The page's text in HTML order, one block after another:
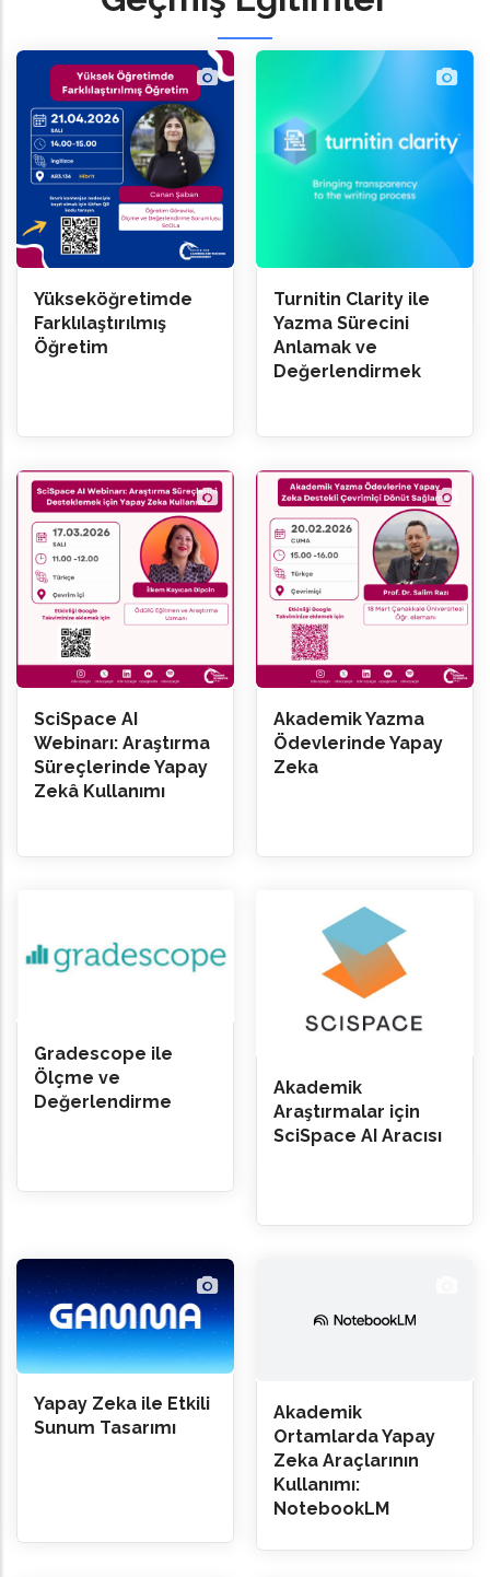
Yükseköğretimde
Farklılaştırılmış
Öğretim
Turnitin Clarity ile
Yazma Sürecini
Anlamak ve
Değerlendirmek
SciSpace AI
Webinarı: Araştırma
Süreçlerinde Yapay
Zekâ Kullanımı
Akademik Yazma
Ödevlerinde Yapay
Zeka
Gradescope ile
Ölçme ve
Değerlendirme
Akademik
Araştırmalar için
SciSpace AI Aracısı
Yapay Zeka ile Etkili
Sunum Tasarımı
Akademik
Ortamlarda Yapay
Zeka Araçlarının
Kullanımı:
NotebookLM